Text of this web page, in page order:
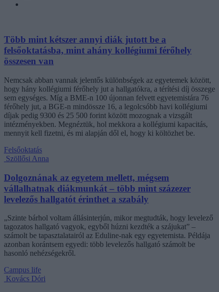
Több mint kétszer annyi diák jutott be a
felsőoktatásba, mint ahány kollégiumi férőhely
összesen van
Nemcsak abban vannak jelentős különbségek az egyetemek között,
hogy hány kollégiumi férőhely jut a hallgatókra, a térítési díj összege
sem egységes. Míg a BME-n 100 újonnan felvett egyetemistára 76
férőhely jut, a BGE-n mindössze 16, a legolcsóbb havi kollégiumi
díjak pedig 9300 és 25 500 forint között mozognak a vizsgált
intézményekben. Megnéztük, hol mekkora a kollégiumi kapacitás,
mennyit kell fizetni, és mi alapján dől el, hogy ki költözhet be.
Felsőoktatás
Szöllősi Anna
Dolgoznának az egyetem mellett, mégsem
vállalhatnak diákmunkát – több mint százezer
levelezős hallgatót érinthet a szabály
„Szinte bárhol voltam állásinterjún, mikor megtudták, hogy levelező
tagozatos hallgató vagyok, egyből húzni kezdték a szájukat” –
számolt be tapasztalatairól az Eduline-nak egy egyetemista. Példája
azonban korántsem egyedi: több levelezős hallgató számolt be
hasonló nehézségekről.
Campus life
Kovács Dóri